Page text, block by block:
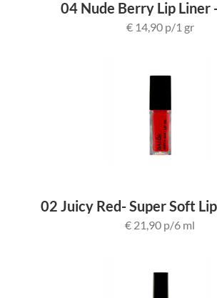
04 Nude Berry Lip Liner
€ 14,90 p/1 gr
02 Juicy Red- Super Soft
€ 21,90 p/6 ml